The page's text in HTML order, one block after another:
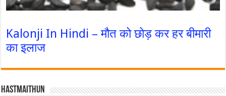
Kalonji In Hindi – मौत को छोड़ कर हर बीमारी
का इलाज
Hastmaithun